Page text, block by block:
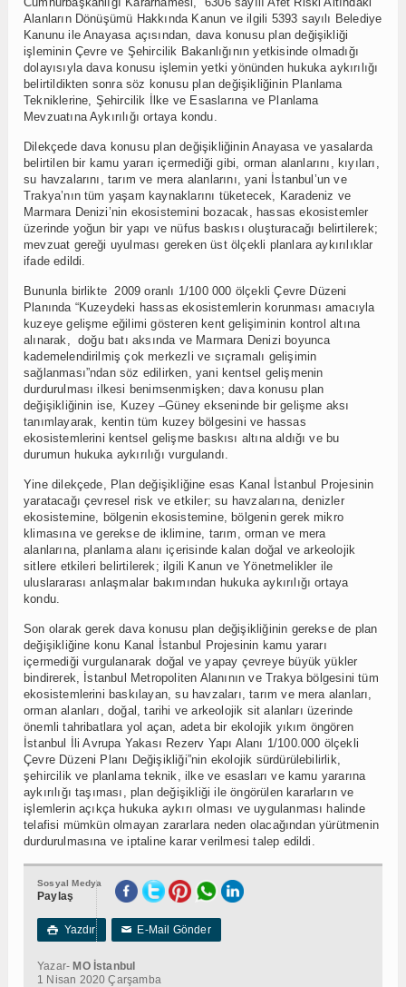
Alanların Dönüşümü Hakkında Kanun ve ilgili 5393 sayılı Belediye
Kanunu ile Anayasa açısından, dava konusu plan değişikliği
işleminin Çevre ve Şehircilik Bakanlığının yetkisinde olmadığı
dolayısıyla dava konusu işlemin yetki yönünden hukuka aykırılığı
belirtildikten sonra söz konusu plan değişikliğinin Planlama
Tekniklerine, Şehircilik İlke ve Esaslarına ve Planlama
Mevzuatına Aykırılığı ortaya kondu.
Dilekçede dava konusu plan değişikliğinin Anayasa ve yasalarda
belirtilen bir kamu yararı içermediği gibi, orman alanlarını, kıyıları,
su havzalarını, tarım ve mera alanlarını, yani İstanbul’un ve
Trakya’nın tüm yaşam kaynaklarını tüketecek, Karadeniz ve
Marmara Denizi’nin ekosistemini bozacak, hassas ekosistemler
üzerinde yoğun bir yapı ve nüfus baskısı oluşturacağı belirtilerek;
mevzuat gereği uyulması gereken üst ölçekli planlara aykırılıklar
ifade edildi.
Bununla birlikte 2009 oranlı 1/100 000 ölçekli Çevre Düzeni
Planında “Kuzeydeki hassas ekosistemlerin korunması amacıyla
kuzeye gelişme eğilimi gösteren kent gelişiminin kontrol altına
alınarak, doğu batı aksında ve Marmara Denizi boyunca
kademelendirilmiş çok merkezli ve sıçramalı gelişimin
sağlanması”ndan söz edilirken, yani kentsel gelişmenin
durdurulması ilkesi benimsenmişken; dava konusu plan
değişikliğinin ise, Kuzey –Güney ekseninde bir gelişme aksı
tanımlayarak, kentin tüm kuzey bölgesini ve hassas
ekosistemlerini kentsel gelişme baskısı altına aldığı ve bu
durumun hukuka aykırılığı vurgulandı.
Yine dilekçede, Plan değişikliğine esas Kanal İstanbul Projesinin
yaratacağı çevresel risk ve etkiler; su havzalarına, denizler
ekosistemine, bölgenin ekosistemine, bölgenin gerek mikro
klimasına ve gerekse de iklimine, tarım, orman ve mera
alanlarına, planlama alanı içerisinde kalan doğal ve arkeolojik
sitlere etkileri belirtilerek; ilgili Kanun ve Yönetmelikler ile
uluslararası anlaşmalar bakımından hukuka aykırılığı ortaya
kondu.
Son olarak gerek dava konusu plan değişikliğinin gerekse de plan
değişikliğine konu Kanal İstanbul Projesinin kamu yararı
içermediği vurgulanarak doğal ve yapay çevreye büyük yükler
bindirerek, İstanbul Metropoliten Alanının ve Trakya bölgesini tüm
ekosistemlerini baskılayan, su havzaları, tarım ve mera alanları,
orman alanları, doğal, tarihi ve arkeolojik sit alanları üzerinde
önemli tahribatlara yol açan, adeta bir ekolojik yıkım öngören
İstanbul İli Avrupa Yakası Rezerv Yapı Alanı 1/100.000 ölçekli
Çevre Düzeni Planı Değişikliği”nin ekolojik sürdürülebilirlik,
şehircilik ve planlama teknik, ilke ve esasları ve kamu yararına
aykırılığı taşıması, plan değişikliği ile öngörülen kararların ve
işlemlerin açıkça hukuka aykırı olması ve uygulanması halinde
telafisi mümkün olmayan zararlara neden olacağından yürütmenin
durdurulmasına ve iptaline karar verilmesi talep edildi.
Sosyal Medya
Paylaş
 Yazdır ✉E-Mail Gönder
Yazar- MO İstanbul
1 Nisan 2020 Çarşamba